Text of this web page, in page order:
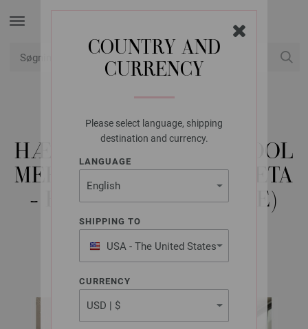
COUNTRY AND
CURRENCY
Please select language, shipping
destination and currency.
LANGUAGE
SHIPPING TO
USA - The United States
of America
CURRENCY
LANA GROSSA
HÆKLET PULLOVER COOL
MERINO & SUPERKID SETA
- HÆKLEOPSKRIFT (SE)